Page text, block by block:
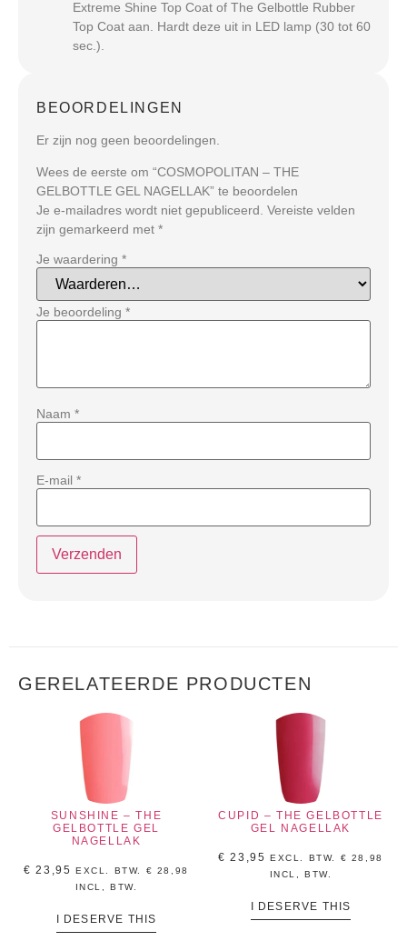
Extreme Shine Top Coat of The Gelbottle Rubber
Top Coat aan. Hardt deze uit in LED lamp (30 tot 60
sec.).
BEOORDELINGEN
Er zijn nog geen beoordelingen.
Wees de eerste om “COSMOPOLITAN – THE
GELBOTTLE GEL NAGELLAK” te beoordelen
Je e-mailadres wordt niet gepubliceerd. Vereiste velden
zijn gemarkeerd met *
Je waardering *
Je beoordeling *
Naam *
E-mail *
GERELATEERDE PRODUCTEN
SUNSHINE – THE
GELBOTTLE GEL
NAGELLAK
€ 23,95 EXCL. BTW. € 28,98
INCL, BTW.
I DESERVE THIS
CUPID – THE GELBOTTLE
GEL NAGELLAK
€ 23,95 EXCL. BTW. € 28,98
INCL, BTW.
I DESERVE THIS